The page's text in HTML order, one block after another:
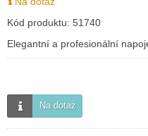
Kód produktu: 51740
Elegantní a profesionální
Na dotaz